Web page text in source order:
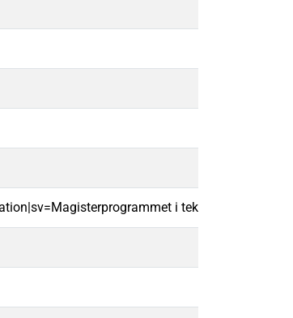
i teknisk